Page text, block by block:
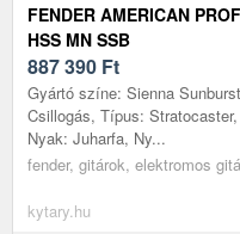
FENDER AMERICAN
HSS MN SSB
887 390 Ft
Gyártó színe: Sienna
Csillogás, Típus:
Nyak: Juharfa, Ny...
fender, gitárok, elektromos
kytary.hu